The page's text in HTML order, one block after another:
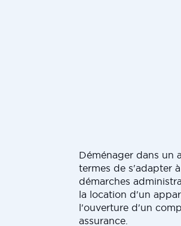
Déménager dans un
termes de s'adapter
démarches
la location d'un
l'ouverture d'un
assurance.